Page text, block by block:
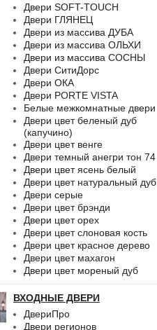
Двери SOFT-TOUCH
Двери ГЛЯНЕЦ
Двери из массива ДУБА
Двери из массива ОЛЬХИ
Двери из массива СОСНЫ
Двери СитиДорс
Двери ОКА
Двери PORTE VISTA
Белые межкомнатные двери
Двери цвет беленый дуб
(капучино)
Двери цвет венге
Двери темный анегри тон 74
Двери цвет ясень белый
Двери цвет натуральный дуб
Двери серые
Двери цвет брэнди
Двери цвет орех
Двери цвет слоновая кость
Двери цвет красное дерево
Двери цвет махагон
Двери цвет мореный дуб
ВХОДНЫЕ ДВЕРИ
ДвериПро
Двери регионов